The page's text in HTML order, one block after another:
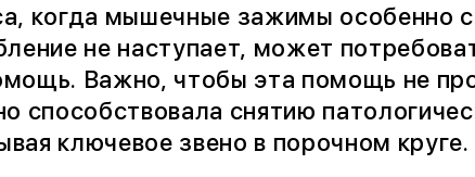
когда мышечные зажимы особенно
не наступает, может
Важно, чтобы эта помощь не
способствовала снятию
ключевое звено в порочном круге.